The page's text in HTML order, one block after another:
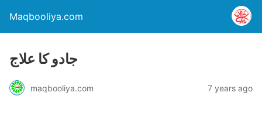
Maqbooliya.com
جادو کا علاج
maqbooliya.com 7 years ago